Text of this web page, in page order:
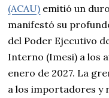
(ACAU) emitió un
manifestó su
del Poder Ejecutivo
Interno (Imesi) a los
enero de 2027. La
a los importadores y